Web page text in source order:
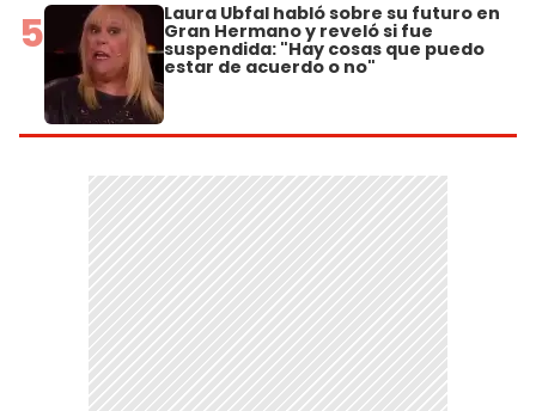
5 Laura Ubfal habló sobre su futuro en
Gran Hermano y reveló si fue
suspendida: "Hay cosas que puedo
estar de acuerdo o no"